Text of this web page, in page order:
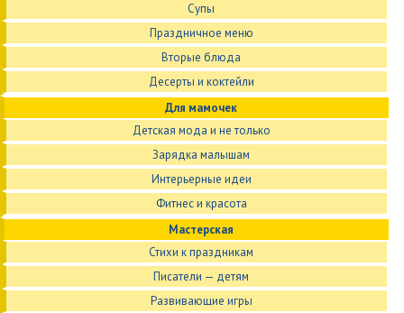
Супы
Праздничное меню
Вторые блюда
Десерты и коктейли
Для мамочек
Детская мода и не только
Зарядка малышам
Интерьерные идеи
Фитнес и красота
Мастерская
Стихи к праздникам
Писатели — детям
Развивающие игры